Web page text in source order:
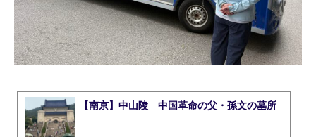
【南京】中山陵 中国革命の父・孫文の墓所